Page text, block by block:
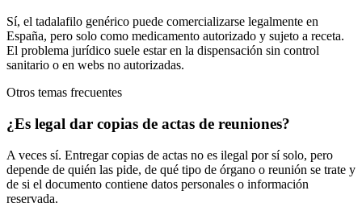
Sí, el tadalafilo genérico puede comercializarse legalmente en
España, pero solo como medicamento autorizado y sujeto a receta.
El problema jurídico suele estar en la dispensación sin control
sanitario o en webs no autorizadas.
Otros temas frecuentes
¿Es legal dar copias de actas de reuniones?
A veces sí. Entregar copias de actas no es ilegal por sí solo, pero
depende de quién las pide, de qué tipo de órgano o reunión se trate y
de si el documento contiene datos personales o información
reservada.